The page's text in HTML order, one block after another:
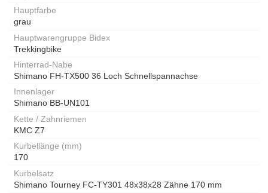
Hauptfarbe
grau
Hauptwarengruppe Bidex
Trekkingbike
Hinterrad-Nabe
Shimano FH-TX500 36 Loch Schnellspannachse
Innenlager
Shimano BB-UN101
Kette / Zahnriemen
KMC Z7
Kurbellänge (mm)
170
Kurbelsatz
Shimano Tourney FC-TY301 48x38x28 Zähne 170 mm